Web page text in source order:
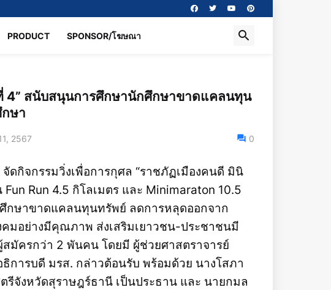
PRODUCT SPONSOR/โฆษณา
4” สนับสนุนการศึกษานักศึกษาขาดแคลนทุน
ษา
2567 0
กิจกรรมวิ่งเพื่อการกุศล “ราชภัฏเมืองคนดี มินิ
Run 4.5 กิโลเมตร และ Minimaraton 10.5
กษาขาดแคลนทุนทรัพย์ ลดการหลุดออกจาก
มอย่างมีคุณภาพ ส่งเสริมเยาวชน-ประชาชนมี
มัครกว่า 2 พันคน โดยมี ผู้ช่วยศาสตราจารย์
ารบดี มรส. กล่าวต้อนรับ พร้อมด้วย นางโสภา
จังหวัดสุราษฎร์ธานี เป็นประธาน และ นายกมล